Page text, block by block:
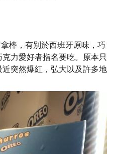
棒，有別於西班牙原味，巧
力愛好者指名要吃。原本只
突然爆紅，弘大以及許多地